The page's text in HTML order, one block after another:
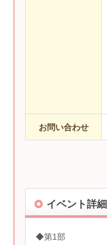
お問い合わせ
イベント詳細
◆第1部